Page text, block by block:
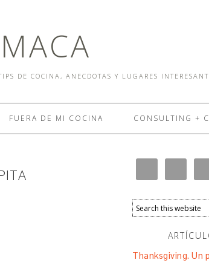
DE COCINA, ANECDOTAS Y LUGARES
FUERA DE MI COCINA CONSULTING +
Thanksgiving. Un